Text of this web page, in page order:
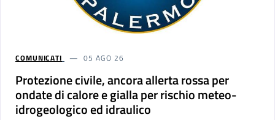
COMUNICATI 05 AGO 26
Protezione civile, ancora allerta rossa per
ondate di calore e gialla per rischio meteo-
idrogeologico ed idraulico